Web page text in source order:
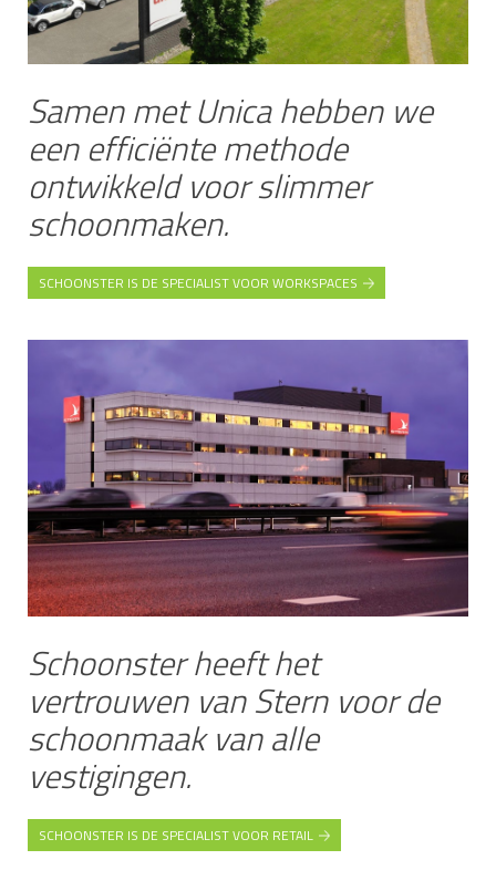
Samen met Unica hebben we
een efficiënte methode
ontwikkeld voor slimmer
schoonmaken.
SCHOONSTER IS DE SPECIALIST VOOR WORKSPACES
Schoonster heeft het
vertrouwen van Stern voor de
schoonmaak van alle
vestigingen.
SCHOONSTER IS DE SPECIALIST VOOR RETAIL